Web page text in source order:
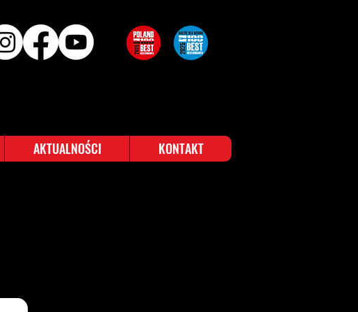
AKTUALNOŚCI KONTAKT